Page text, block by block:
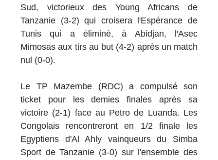
Sud, victorieux des Young Africans de
Tanzanie (3-2) qui croisera l'Espérance de
Tunis qui a éliminé, à Abidjan, l'Asec
Mimosas aux tirs au but (4-2) après un match
nul (0-0).
Le TP Mazembe (RDC) a compulsé son
ticket pour les demies finales après sa
victoire (2-1) face au Petro de Luanda. Les
Congolais rencontreront en 1/2 finale les
Egyptiens d'Al Ahly vainqueurs du Simba
Sport de Tanzanie (3-0) sur l'ensemble des